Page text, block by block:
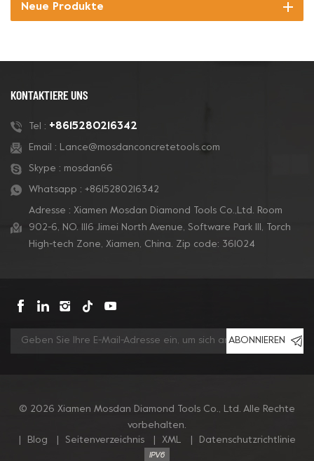
Neue Produkte
KONTAKTIERE UNS
Tel : +8615280216342
Email : Lance@mosdanconcretetools.com
Skype : mosdan66
Whatsapp : +8615280216342
Adresse : Xiamen Mosdan Diamond Tools Co.,Ltd. Room
902-6, NO. 1116 Jimei North Avenue, Software Park Ill, Torch
High-tech Zone, Xiamen, China. Zip code: 361024
ABONNIEREN
© 2026 Xiamen Mosdan Diamond Tools Co., Ltd. Alle Rechte
vorbehalten.
Blog Seitenverzeichnis XML Datenschutzrichtlinie